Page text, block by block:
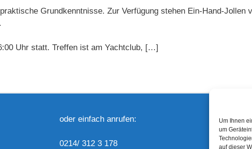
Um Ihnen
um
auf dieser
Grundkenntnisse. Zur Verfügung stehen Ein-Hand-Jollen
Uhr statt. Treffen ist am Yachtclub, […]
oder einfach anrufen:
0214/ 312 3 178